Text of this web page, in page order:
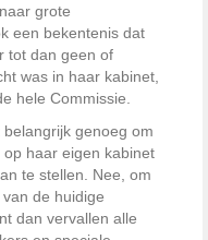
grote
een bekentenis dat
tot dan geen of
was in haar kabinet,
hele Commissie.
belangrijk genoeg om
haar eigen kabinet
te stellen. Nee, om
de huidige
dan vervallen alle